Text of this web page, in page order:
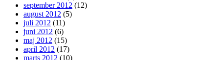
september 2012 (12)
august 2012 (5)
juli 2012 (11)
juni 2012 (6)
maj 2012 (15)
april 2012 (17)
marts 2012 (10)